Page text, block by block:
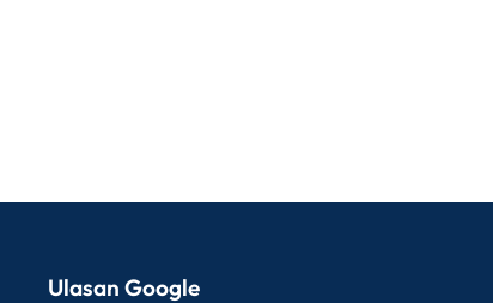
Ulasan Google